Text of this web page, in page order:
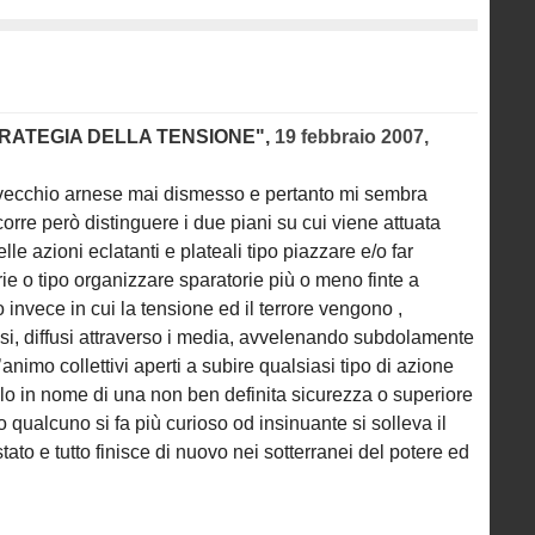
DELLA TENSIONE", 19 febbraio 2007,
arnese mai dismesso e pertanto mi sembra
però distinguere i due piani su cui viene attuata
azioni eclatanti e plateali tipo piazzare e/o far
o tipo organizzare sparatorie più o meno finte a
in cui la tensione ed il terrore vengono ,
diffusi attraverso i media, avvelenando subdolamente
collettivi aperti a subire qualsiasi tipo di azione
in nome di una non ben definita sicurezza o superiore
qualcuno si fa più curioso od insinuante si solleva il
e tutto finisce di nuovo nei sotterranei del potere ed